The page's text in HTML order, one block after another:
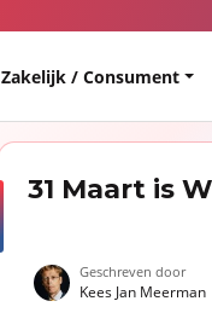
Zakelijk / Consument
31 Maart is
Geschreven door
Kees Jan Meerman